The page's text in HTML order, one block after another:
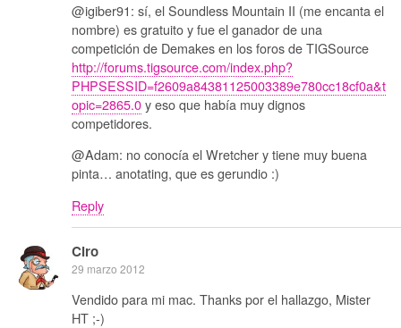
@igiber91: sí, el Soundless Mountain II (me encanta el
nombre) es gratuito y fue el ganador de una
competición de Demakes en los foros de TIGSource
http://forums.tigsource.com/index.php?
PHPSESSID=f2609a84381125003389e780cc18cf0a&t
opic=2865.0y eso que había muy dignos
competidores.
@Adam: no conocía el Wretcher y tiene muy buena
pinta… anotating, que es gerundio :)
Reply
Ciro
29 marzo 2012
Vendido para mi mac. Thanks por el hallazgo, Mister
HT ;-)